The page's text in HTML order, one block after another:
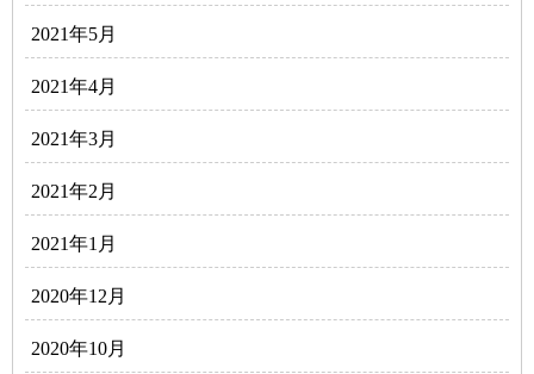
2021年5月
2021年4月
2021年3月
2021年2月
2021年1月
2020年12月
2020年10月